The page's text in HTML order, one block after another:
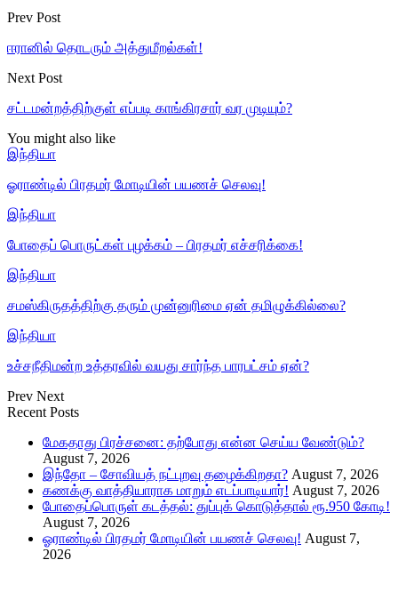
Prev Post
ஈரானில் தொடரும் அத்துமீறல்கள்!
Next Post
சட்டமன்றத்திற்குள் எப்படி காங்கிரசார் வர முடியும்?
You might also like
இந்தியா
ஓராண்டில் பிரதமர் மோடியின் பயணச் செலவு!
இந்தியா
போதைப் பொருட்கள் புழக்கம் – பிரதமர் எச்சரிக்கை!
இந்தியா
சமஸ்கிருதத்திற்கு தரும் முன்னுரிமை ஏன் தமிழுக்கில்லை?
இந்தியா
உச்சநீதிமன்ற உத்தரவில் வயது சார்ந்த பாரபட்சம் ஏன்?
Prev Next
Recent Posts
மேகதாது பிரச்சனை: தற்போது என்ன செய்ய வேண்டும்?
August 7, 2026
இந்தோ – சோவியத் நட்புறவு தழைக்கிறதா? August 7, 2026
கணக்கு வாத்தியாராக மாறும் எடப்பாடியார்! August 7, 2026
போதைப்பொருள் கடத்தல்: துப்புக் கொடுத்தால் ரூ.950 கோடி!
August 7, 2026
ஓராண்டில் பிரதமர் மோடியின் பயணச் செலவு! August 7,
2026